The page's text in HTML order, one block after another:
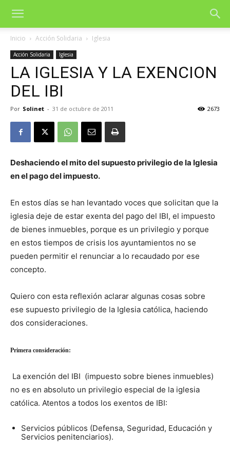
Inicio Acción Solidaria Iglesia
Acción Solidaria Iglesia
LA IGLESIA Y LA EXENCION
DEL IBI
Por Solinet - 31 de octubre de 2011 2673
Deshaciendo el mito del supuesto privilegio de la Iglesia
en el pago del impuesto.
En estos días se han levantado voces que solicitan que la
iglesia deje de estar exenta del pago del IBI, el impuesto
de bienes inmuebles, porque es un privilegio y porque
en estos tiempos de crisis los ayuntamientos no se
pueden permitir el renunciar a lo recaudado por ese
concepto.
Quiero con esta reflexión aclarar algunas cosas sobre
ese supuesto privilegio de la Iglesia católica, haciendo
dos consideraciones.
Primera consideración:
La exención del IBI (impuesto sobre bienes inmuebles)
no es en absoluto un privilegio especial de la iglesia
católica. Atentos a todos los exentos de IBI:
Servicios públicos (Defensa, Seguridad, Educación y
Servicios penitenciarios).